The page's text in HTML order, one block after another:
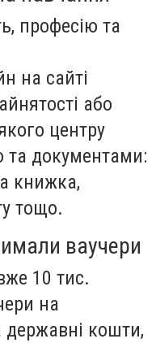
професію та
на сайті
або
центру
та документами:
книжка,
тощо.
ваучери
10 тис.
на
державні кошти,